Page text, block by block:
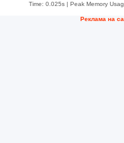
Time: 0.025s| Peak Memory
Рeклама на